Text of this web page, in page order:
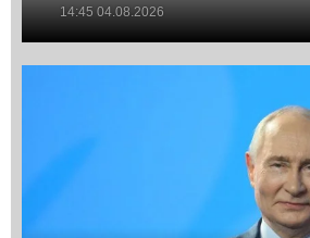
14:45 04.08.2026